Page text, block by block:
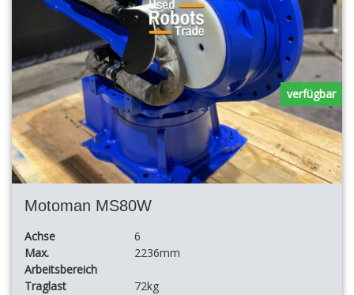
Motoman MS80W
Achse
6
Max.
Arbeitsbereich
2236mm
Traglast 72kg
verfügbar